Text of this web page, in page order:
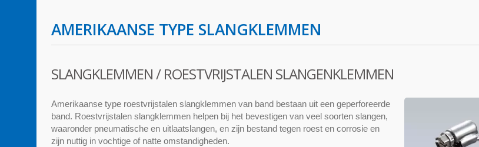
AMERIKAANSE TYPE SLANGKLEMMEN
SLANGKLEMMEN / ROESTVRIJSTALEN SLANGENKLEMMEN
Amerikaanse type roestvrijstalen slangklemmen van band bestaan uit een geperforeerde
band. Roestvrijstalen slangklemmen helpen bij het bevestigen van veel soorten slangen,
waaronder pneumatische en uitlaatslangen, en zijn bestand tegen roest en corrosie en
zijn nuttig in vochtige of natte omstandigheden.